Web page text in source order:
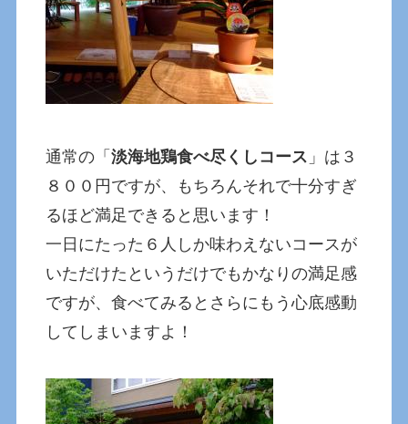
通常の「淡海地鶏食べ尽くしコース 」は３
８００円ですが、もちろんそれで十分すぎ
るほど満足できると思います！
一日にたった６人しか味わえないコースが
いただけたというだけでもかなりの満足感
ですが、食べてみるとさらにもう心底感動
してしまいますよ！